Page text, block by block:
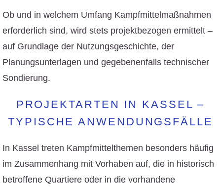
Ob und in welchem Umfang Kampfmittelmaßnahmen
erforderlich sind, wird stets projektbezogen ermittelt –
auf Grundlage der Nutzungsgeschichte, der
Planungsunterlagen und gegebenenfalls technischer
Sondierung.
PROJEKTARTEN IN KASSEL –
TYPISCHE ANWENDUNGSFÄLLE
In Kassel treten Kampfmittelthemen besonders häufig
im Zusammenhang mit Vorhaben auf, die in historisch
betroffene Quartiere oder in die vorhandene